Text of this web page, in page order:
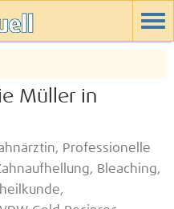
Müller in
Professionelle
Bleaching,